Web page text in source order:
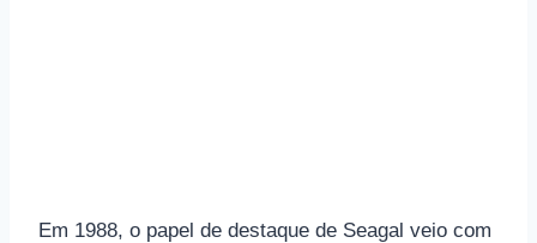
Em 1988, o papel de destaque de Seagal veio com